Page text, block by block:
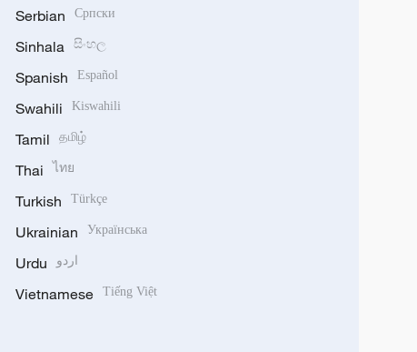
Serbian Српски
Sinhala සිංහල
Spanish Español
Swahili Kiswahili
Tamil தமிழ்
Thai ไทย
Turkish Türkçe
Ukrainian Українська
Urdu اردو
Vietnamese Tiếng Việt